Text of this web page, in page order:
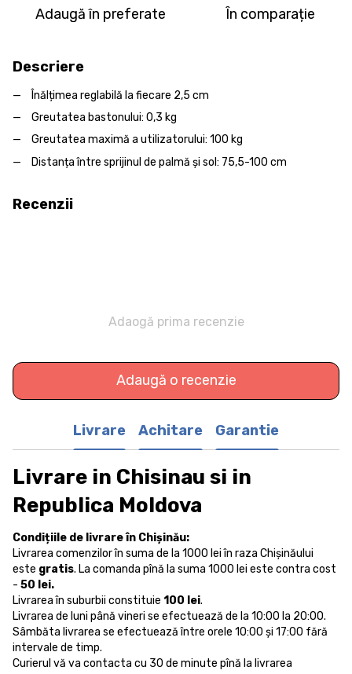
Adaugă în preferate În comparație
Descriere
Înălțimea reglabilă la fiecare 2,5 cm
Greutatea bastonului: 0,3 kg
Greutatea maximă a utilizatorului: 100 kg
Distanța între sprijinul de palmă și sol: 75,5-100 cm
Recenzii
Adaogă prima recenzie
Adaugă o recenzie
Livrare Achitare Garantie
Livrare in Chisinau si in
Republica Moldova
Condițiile de livrare în Chișinău:
Livrarea comenzilor în suma de la 1000 lei în raza Chișinăului
este gratis. La comanda pînă la suma 1000 lei este contra cost
- 50 lei.
Livrarea în suburbii constituie 100 lei.
Livrarea de luni până vineri se efectuează de la 10:00 la 20:00.
Sâmbăta livrarea se efectuează între orele 10:00 și 17:00 fără
intervale de timp.
Curierul vă va contacta cu 30 de minute pînă la livrarea